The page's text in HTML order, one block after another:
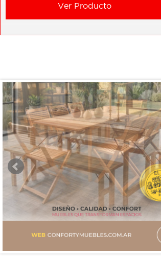
Ver Producto